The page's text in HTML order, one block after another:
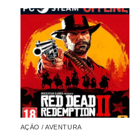
AÇÃO / AVENTURA